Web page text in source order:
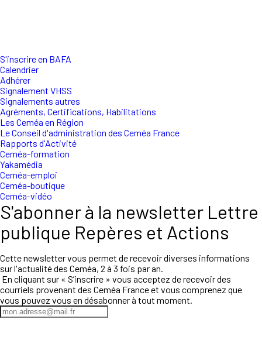
S'inscrire en BAFA
Calendrier
Adhérer
Signalement VHSS
Signalements autres
Agréments, Certifications, Habilitations
Les Ceméa en Région
Le Conseil d'administration des Ceméa France
Rapports d'Activité
Ceméa-formation
Yakamédia
Ceméa-emploi
Ceméa-boutique
Ceméa-vidéo
S'abonner à la newsletter Lettre
publique Repères et Actions
Cette newsletter vous permet de recevoir diverses informations
sur l'actualité des Ceméa, 2 à 3 fois par an.
En cliquant sur « S’inscrire » vous acceptez de recevoir des
courriels provenant des Ceméa France et vous comprenez que
vous pouvez vous en désabonner à tout moment.